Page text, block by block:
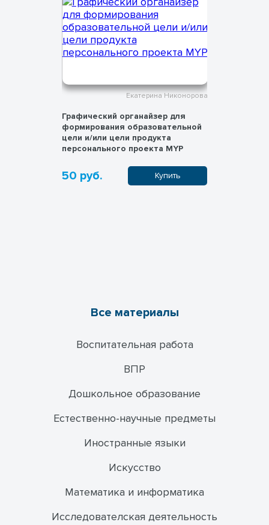
Екатерина Никонорова
Графический органайзер для
формирования образовательной
цели и/или цели продукта
персонального проекта MYP
50 руб. Купить
Все материалы
Воспитательная работа
ВПР
Дошкольное образование
Естественно-научные предметы
Иностранные языки
Искусство
Математика и информатика
Исследователская деятельность